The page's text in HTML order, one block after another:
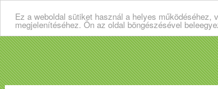
Ez a weboldal sütiket használ a helyes
megjelenítéséhez. Ön az oldal böngészésével